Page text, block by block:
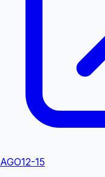
AGO12-15